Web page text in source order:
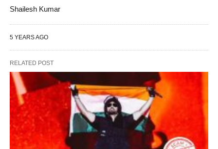
Shailesh Kumar
5 YEARS AGO
RELATED POST